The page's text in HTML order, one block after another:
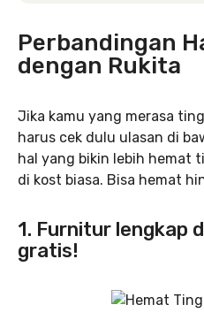
Perbandingan
dengan Rukita
Jika kamu yang merasa
harus cek dulu ulasan di
hal yang bikin lebih hemat
di kost biasa. Bisa hemat
1. Furnitur lengkap
gratis!